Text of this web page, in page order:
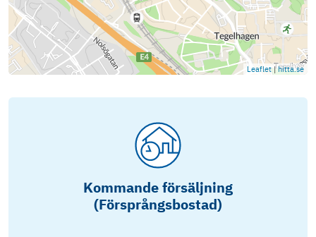
Leaflet | hitta.se
Kommande försäljning
(Försprångsbostad)